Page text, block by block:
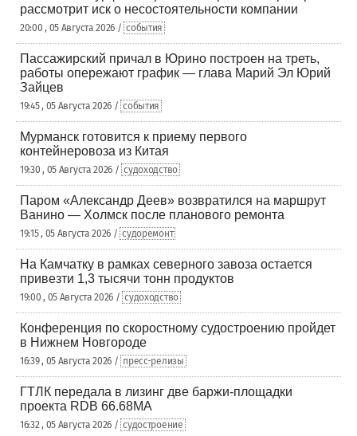
рассмотрит иск о несостоятельности компании
20:00 , 05 Августа 2026 / события
Пассажирский причал в Юрино построен на треть,
работы опережают график — глава Марий Эл Юрий
Зайцев
19:45 , 05 Августа 2026 / события
Мурманск готовится к приему первого
контейнеровоза из Китая
19:30 , 05 Августа 2026 / судоходство
Паром «Александр Деев» возвратился на маршрут
Ванино — Холмск после планового ремонта
19:15 , 05 Августа 2026 / судоремонт
На Камчатку в рамках северного завоза остается
привезти 1,3 тысячи тонн продуктов
19:00 , 05 Августа 2026 / судоходство
Конференция по скоростному судостроению пройдет
в Нижнем Новгороде
16:39 , 05 Августа 2026 / пресс-релизы
ГТЛК передала в лизинг две баржи-площадки
проекта RDB 66.68МА
16:32 , 05 Августа 2026 / судостроение